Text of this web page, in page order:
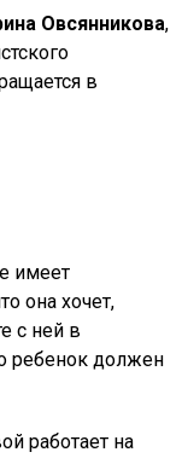
Овсянникова,
в
имеет
она хочет,
с ней в
ребенок должен
работает на